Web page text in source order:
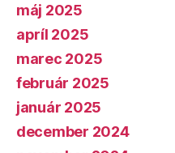
máj 2025
apríl 2025
marec 2025
február 2025
január 2025
december 2024